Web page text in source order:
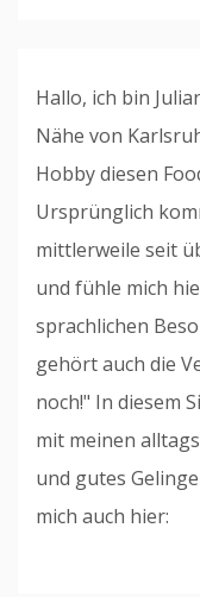
Hallo, ich bin
Nähe von
Hobby diesen
Ursprünglich
mittlerweile seit
und fühle mich
sprachlichen
gehört auch die
noch!" In diesem
mit meinen
und gutes
mich auch hier: